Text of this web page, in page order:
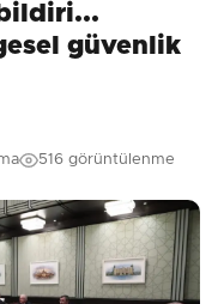
güvenlik
516 görüntülenme